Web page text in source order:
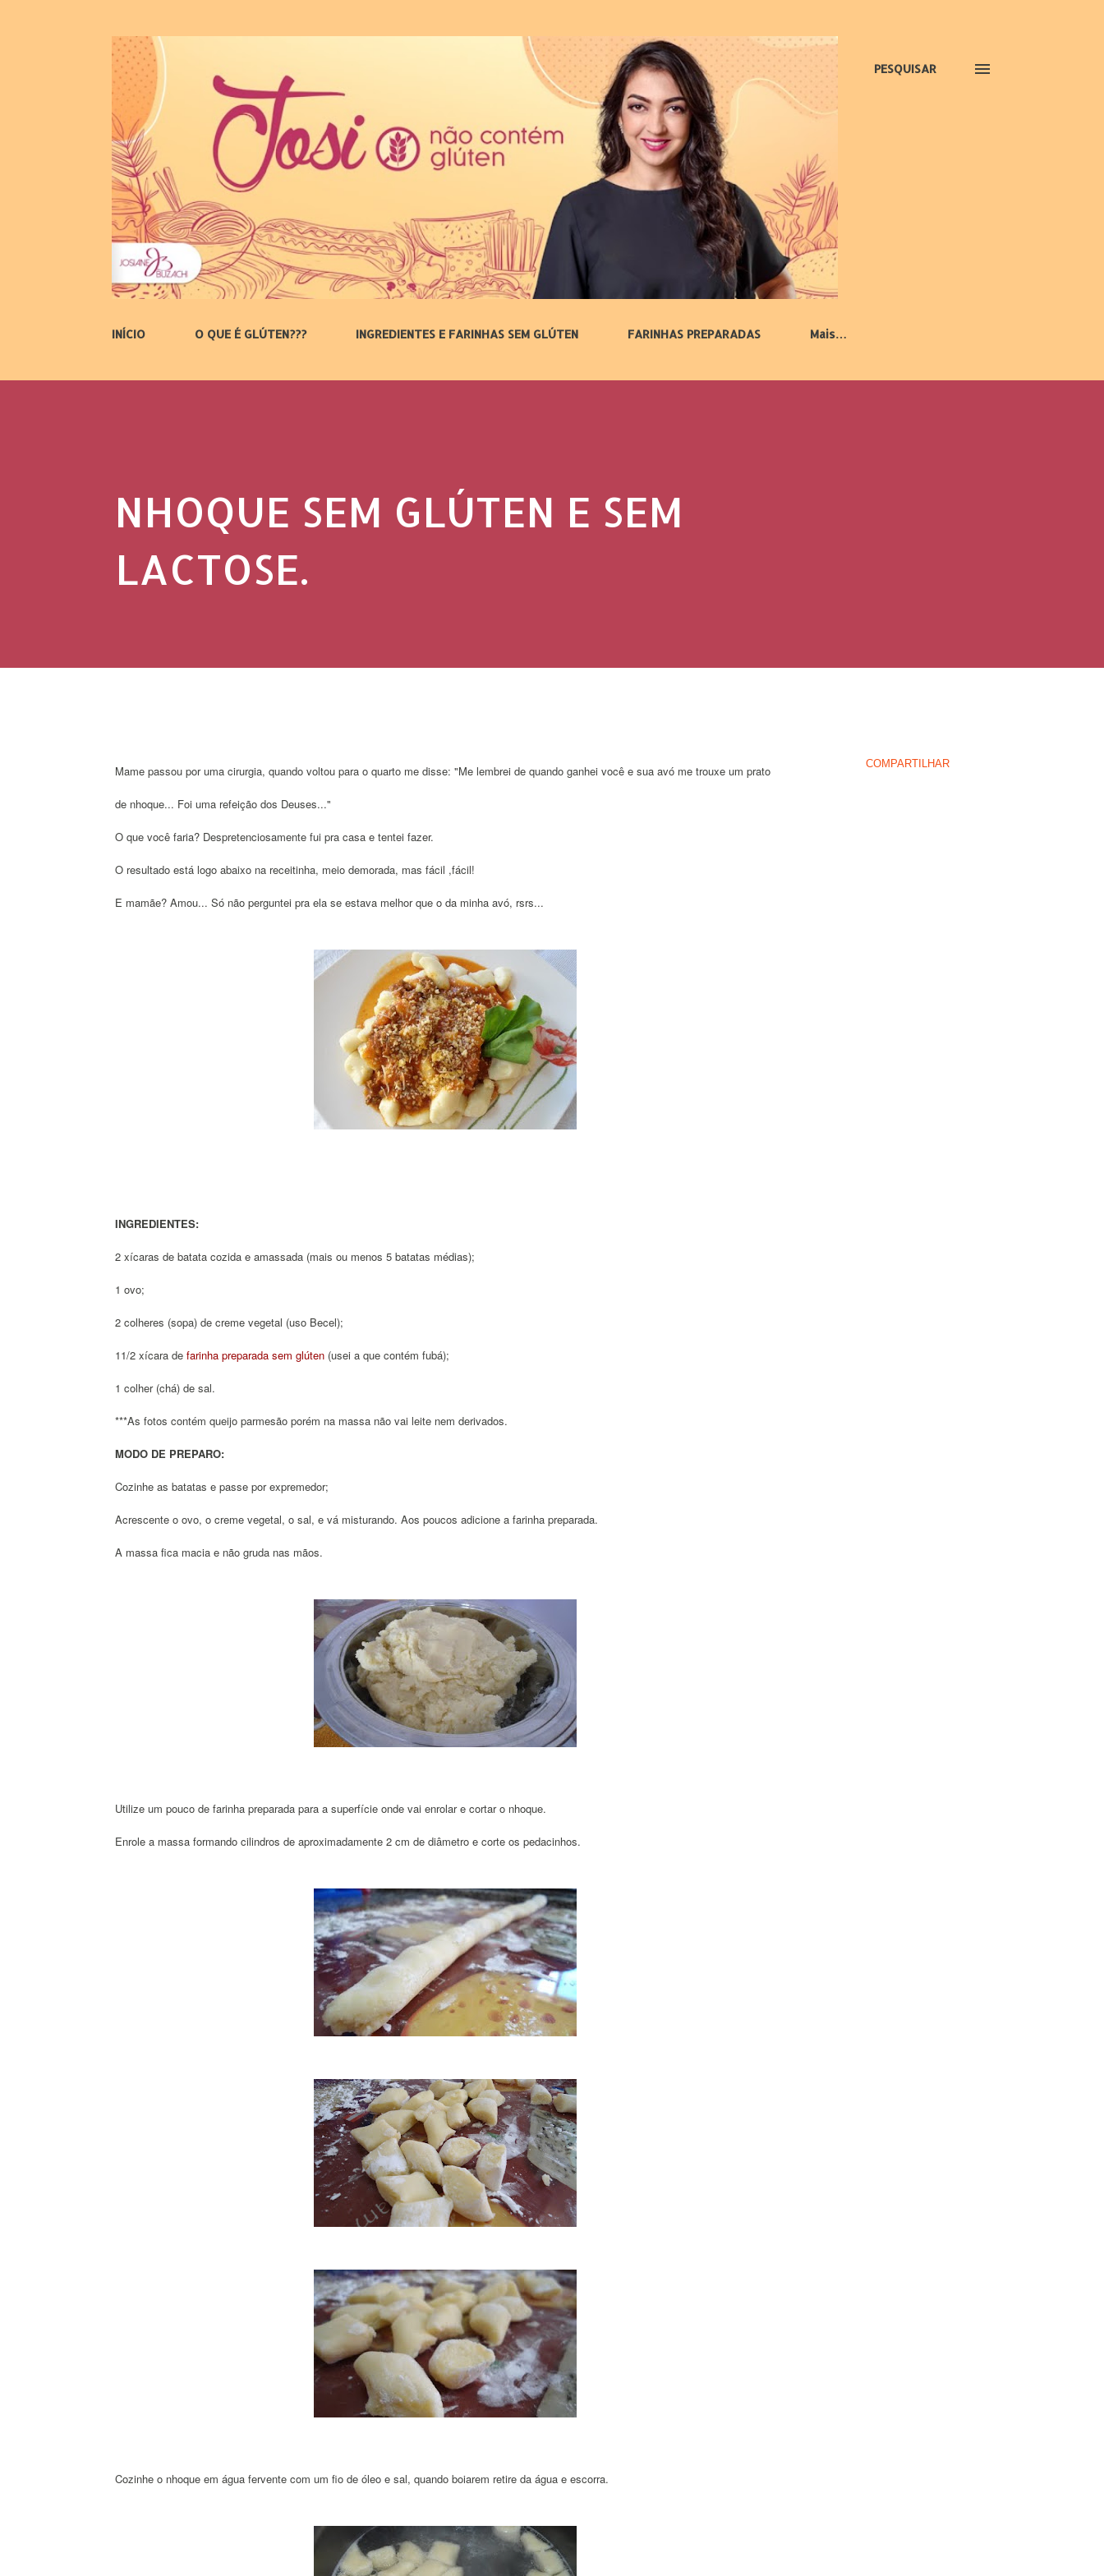
PESQUISAR
INÍCIO O QUE É GLÚTEN??? INGREDIENTES E FARINHAS SEM GLÚTEN FARINHAS PREPARADAS Mais…
NHOQUE SEM GLÚTEN E SEM
LACTOSE.
Mame passou por uma cirurgia, quando voltou para o quarto me disse: "Me lembrei de quando ganhei você e sua avó me trouxe um prato
de nhoque... Foi uma refeição dos Deuses..."
O que você faria? Despretenciosamente fui pra casa e tentei fazer.
O resultado está logo abaixo na receitinha, meio demorada, mas fácil ,fácil!
E mamãe? Amou... Só não perguntei pra ela se estava melhor que o da minha avó, rsrs...
INGREDIENTES:
2 xícaras de batata cozida e amassada (mais ou menos 5 batatas médias);
1 ovo;
2 colheres (sopa) de creme vegetal (uso Becel);
11/2 xícara de farinha preparada sem glúten (usei a que contém fubá);
1 colher (chá) de sal.
***As fotos contém queijo parmesão porém na massa não vai leite nem derivados.
MODO DE PREPARO:
Cozinhe as batatas e passe por expremedor;
Acrescente o ovo, o creme vegetal, o sal, e vá misturando. Aos poucos adicione a farinha preparada.
A massa fica macia e não gruda nas mãos.
Utilize um pouco de farinha preparada para a superfície onde vai enrolar e cortar o nhoque.
Enrole a massa formando cilindros de aproximadamente 2 cm de diâmetro e corte os pedacinhos.
Cozinhe o nhoque em água fervente com um fio de óleo e sal, quando boiarem retire da água e escorra.
COMPARTILHAR